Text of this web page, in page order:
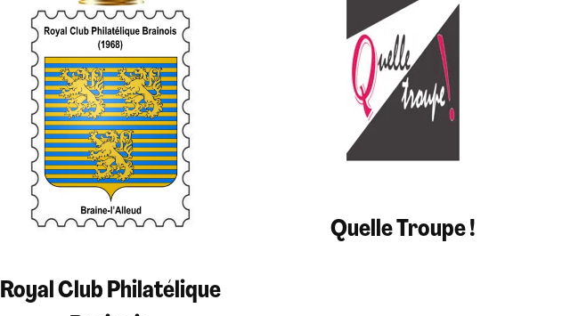
Royal Club Philatélique
Quelle Troupe !